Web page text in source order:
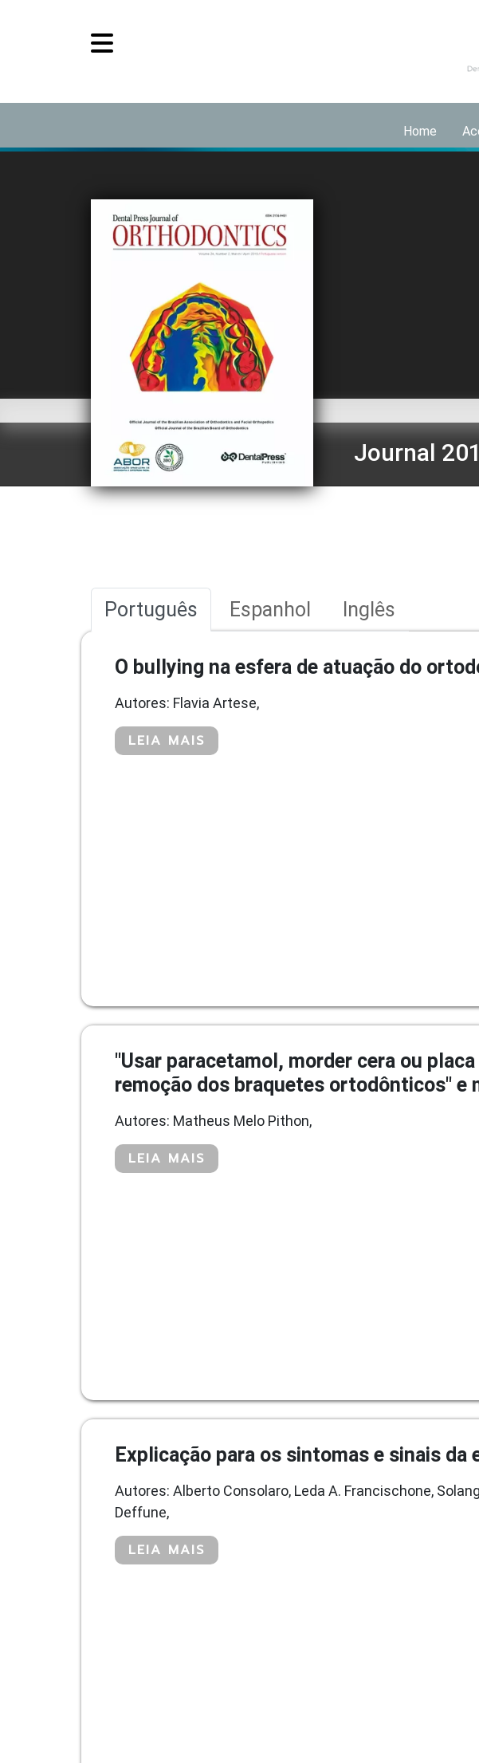
Home
Journal
Português Espanhol Inglês
O bullying na esfera de atuação do
Autores: Flavia Artese,
LEIA MAIS
"Usar paracetamol, morder cera ou
remoção dos braquetes ortodônticos" e
Autores: Matheus Melo Pithon,
LEIA MAIS
Explicação para os sintomas e sinais
Autores: Alberto Consolaro, Leda A. Francischone,
Deffune,
LEIA MAIS